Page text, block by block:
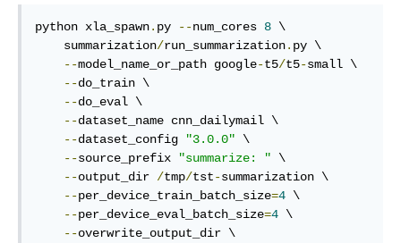
python xla_spawn. py --num_cores 8 \
    summarization
/run_summarization. py \
--model_name_or_path google-t5/t5-small \
--do_train \
--do_eval \
--dataset_name cnn_dailymail \
--dataset_config "3.0.0" \
--source_prefix "summarize: " \
--output_dir /tmp/tst-summarization \
--per_device_train_batch_size=4 \
--per_device_eval_batch_size=4 \
--overwrite_output_dir \